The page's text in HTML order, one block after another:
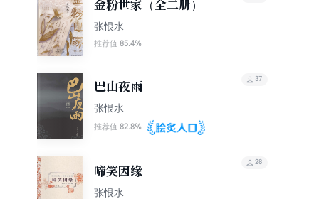
金粉世家（全二册）
张恨水
推荐值 85.4%
巴山夜雨
张恨水
推荐值 82.8%
37
啼笑因缘
张恨水
28